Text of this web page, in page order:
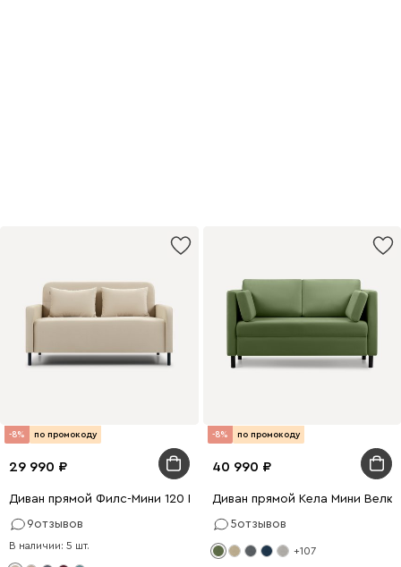
-8% по промокоду
29 990
Диван прямой Филс-Мини 120 Велюр Бежевый
9отзывов
В наличии: 5 шт.
-8% по промокоду
40 990
Диван прямой Кела Мини
5отзывов
+107